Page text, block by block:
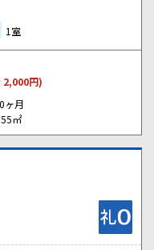
1室
2,000円)
0ヶ月
㎡